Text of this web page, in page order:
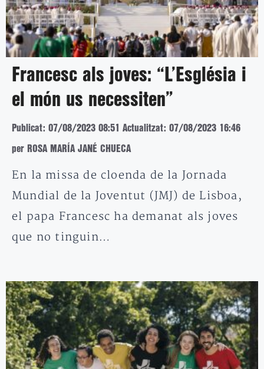
Francesc als joves: “L’Església i
el món us necessiten”
Publicat: 07/08/2023 08:51 Actualitzat: 07/08/2023 16:46
per ROSA MARÍA JANÉ CHUECA
En la missa de cloenda de la Jornada
Mundial de la Joventut (JMJ) de Lisboa,
el papa Francesc ha demanat als joves
que no tinguin…